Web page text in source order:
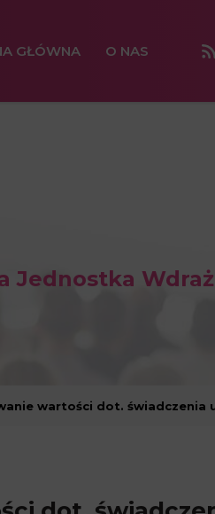
GŁÓWNA O NAS
Jednostka
wartości dot. świadczenia